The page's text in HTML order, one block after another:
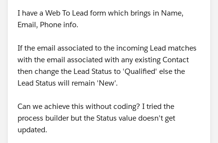
I have a Web To Lead form which brings in Name,
Email, Phone info.
If the email associated to the incoming Lead matches
with the email associated with any existing Contact
then change the Lead Status to 'Qualified' else the
Lead Status will remain 'New'.
Can we achieve this without coding? I tried the
process builder but the Status value doesn't get
updated.